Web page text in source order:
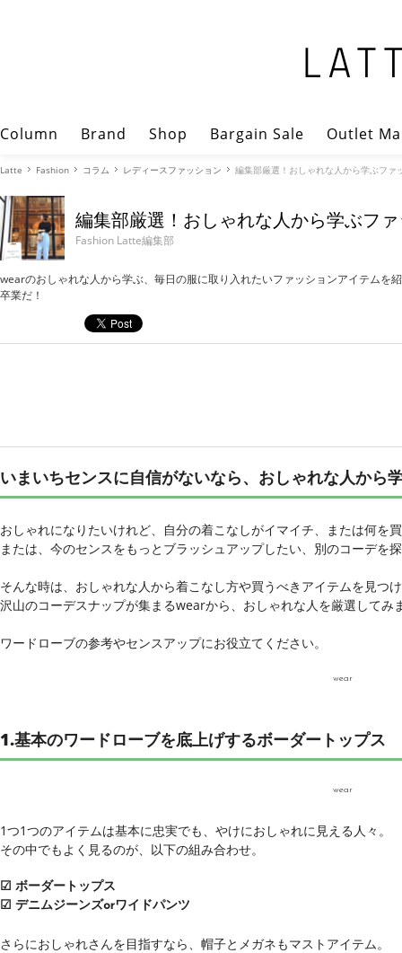
Column Brand Shop Bargain Sale Outlet
Latte Fashion コラム レディースファッション 編集部厳選！おしゃれな人から学ぶファ
編集部厳選！おしゃれな人から学ぶフ
Fashion Latte編集部
wearのおしゃれな人から学ぶ、毎日の服に取り入れたいファッションアイテムを
卒業だ！
いまいちセンスに自信がないなら、おしゃれな人から
おしゃれになりたいけれど、自分の着こなしがイマイチ、または何を
または、今のセンスをもっとブラッシュアップしたい、別のコーデを
そんな時は、おしゃれな人から着こなし方や買うべきアイテムを見つ
沢山のコーデスナップが集まるwearから、おしゃれな人を厳選してみ
ワードローブの参考やセンスアップにお役立てください。
wear
1.基本のワードローブを底上げするボーダートップス
wear
1つ1つのアイテムは基本に忠実でも、やけにおしゃれに見える人々。
その中でもよく見るのが、以下の組み合わせ。
☑ ボーダートップス
☑ デニムジーンズorワイドパンツ
さらにおしゃれさんを目指すなら、帽子とメガネもマストアイテム。